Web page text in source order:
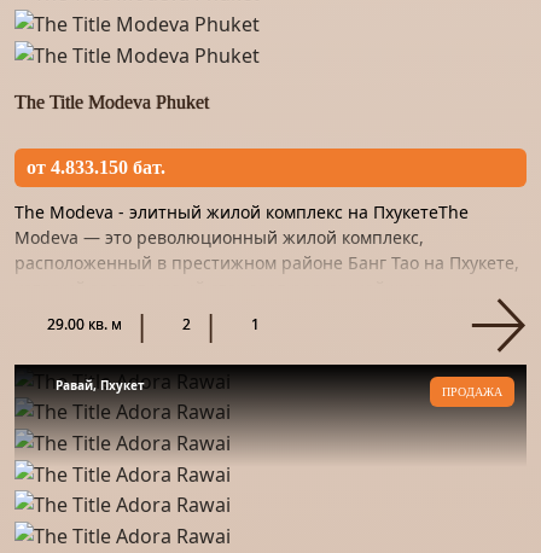
The Title Modeva Phuket
от 4.833.150 бат.
The Modeva - элитный жилой комплекс на ПхукетеThe
Modeva — это революционный жилой комплекс,
расположенный в престижном районе Банг Тао на Пхукете,
Сочетание современной арх...
29.00 кв. м 2 1
Равай, Пхукет ПРОДАЖА